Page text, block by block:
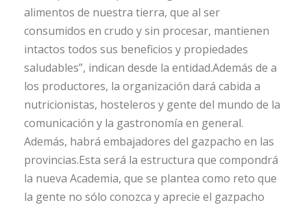
alimentos de nuestra tierra, que al ser
consumidos en crudo y sin procesar, mantienen
intactos todos sus beneficios y propiedades
saludables”, indican desde la entidad.Además de a
los productores, la organización dará cabida a
nutricionistas, hosteleros y gente del mundo de la
comunicación y la gastronomía en general.
Además, habrá embajadores del gazpacho en las
provincias.Esta será la estructura que compondrá
la nueva Academia, que se plantea como reto que
la gente no sólo conozca y aprecie el gazpacho